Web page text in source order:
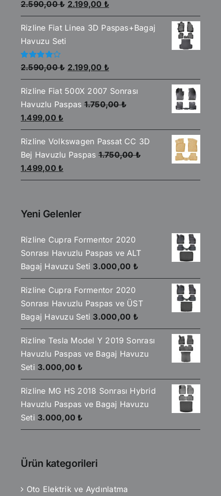
5
üzerinden
5.00oy aldı
2.590,00₺ Orijinal
fiyat:
2.590,00 ₺.
2.199,00 ₺Şu
andaki
fiyat:
Rizline Fiat Linea 3D Paspas+Bagaj
Havuzu Seti
5
üzerinden
4.00oy
aldı
2.590,00₺ Orijinal
fiyat:
2.590,00 ₺.
2.199,00 ₺Şu
andaki
fiyat:
2.199,00 ₺.
Rizline Fiat 500X 2007 Sonrası
Havuzlu Paspas 1.750,00₺
Orijinal
fiyat:
1.750,00 ₺.
1.499,00 ₺Şu
andaki
fiyat:
1.499,00 ₺.
Rizline Volkswagen Passat CC 3D
Bej Havuzlu Paspas 1.750,00₺
Orijinal
fiyat:
1.499,00 ₺Şu
andaki
Yeni Gelenler
Rizline Cupra Formentor 2020
Sonrası Havuzlu Paspas ve ALT
Bagaj Havuzu Seti 3.000,00 ₺
Rizline Cupra Formentor 2020
Sonrası Havuzlu Paspas ve ÜST
Bagaj Havuzu Seti 3.000,00 ₺
Rizline Tesla Model Y 2019 Sonrası
Havuzlu Paspas ve Bagaj Havuzu
Seti 3.000,00 ₺
Rizline MG HS 2018 Sonrası Hybrid
Havuzlu Paspas ve Bagaj Havuzu
Seti 3.000,00 ₺
Ürün kategorileri
Oto Elektrik ve Aydınlatma